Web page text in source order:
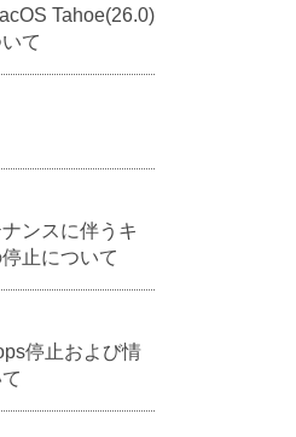
Tahoe(26.0)
て
ンスに伴うキ
止について
停止および情